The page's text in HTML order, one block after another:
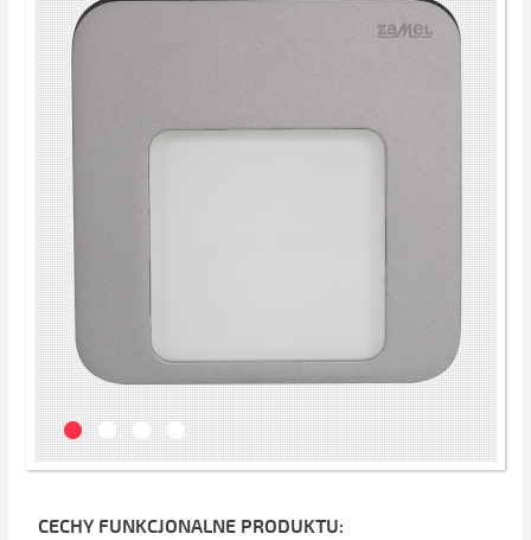
CECHY FUNKCJONALNE PRODUKTU: